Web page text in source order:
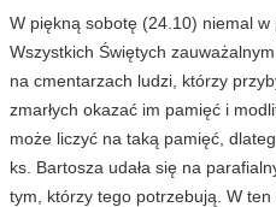
W piękną sobotę (24.10) niemal
Wszystkich Świętych
na cmentarzach ludzi, którzy
zmarłych okazać im pamięć i
może liczyć na taką pamięć,
ks. Bartosza udała się na
tym, którzy tego potrzebują. W